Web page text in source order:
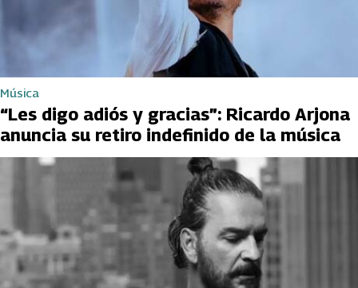
Música
“Les digo adiós y gracias”: Ricardo Arjona
anuncia su retiro indefinido de la música